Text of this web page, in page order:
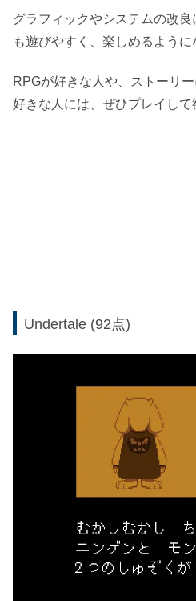
グラフィックやシステムの改
も遊びやすく、楽しめるように
RPGが好きな人や、ストーリ
好きな人には、ぜひプレイして
Undertale (92点)